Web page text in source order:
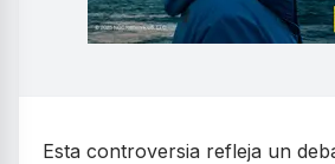
Esta controversia refleja un